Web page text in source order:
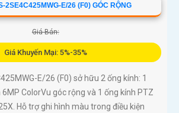
2SE4C425MWG-E/26 (F0) GÓC RỘNG
Giá Bán:
Giá Khuyến Mại: 5%-35%
E/26 (F0) sở hữu 2 ống kính: 1
ColorVu góc rộng và 1 ống kính PTZ
Hỗ trợ ghi hình màu trong điều kiện